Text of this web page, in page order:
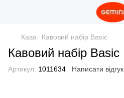
Кава Кавовий набір Basic
Кавовий набір Basic
Артикул: 1011634 Написати відгук